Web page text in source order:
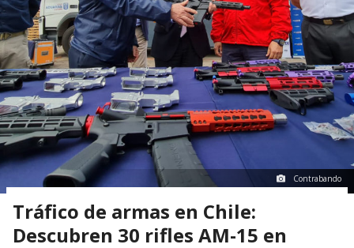
Contrabando
Tráfico de armas en Chile:
Descubren 30 rifles AM-15 en